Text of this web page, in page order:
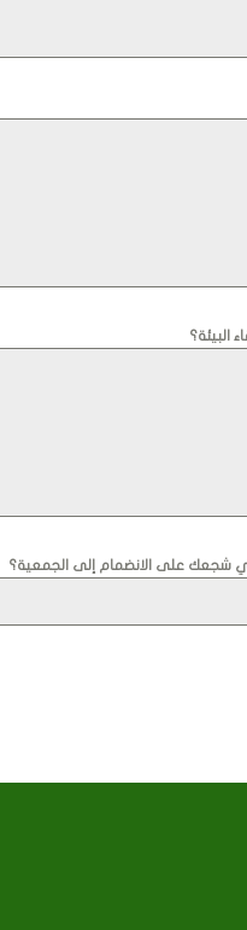
البيئة؟
شجعك على الانضمام إلى الجمعية؟